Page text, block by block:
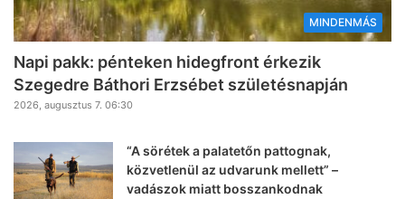
MINDENMÁS
Napi pakk: pénteken hidegfront érkezik
Szegedre Báthori Erzsébet születésnapján
2026, augusztus 7. 06:30
“A sörétek a palatetőn pattognak,
közvetlenül az udvarunk mellett” –
vadászok miatt bosszankodnak